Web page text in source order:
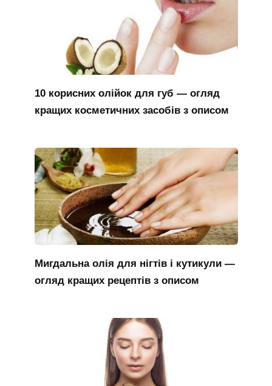
10 корисних олійок для губ — огляд
кращих косметичних засобів з описом
Мигдальна олія для нігтів і кутикули —
огляд кращих рецептів з описом